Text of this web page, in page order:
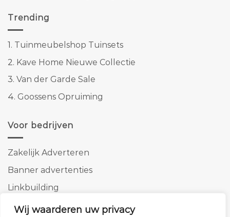
Wij waarderen uw privacy
Trending
1. Tuinmeubelshop Tuinsets
2. Kave Home Nieuwe Collectie
3. Van der Garde Sale
4. Goossens Opruiming
Voor bedrijven
Zakelijk Adverteren
Banner advertenties
Linkbuilding
SEO copywriting